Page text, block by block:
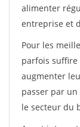
alimenter
entreprise et
Pour les
parfois
augmenter
passer par
le secteur du